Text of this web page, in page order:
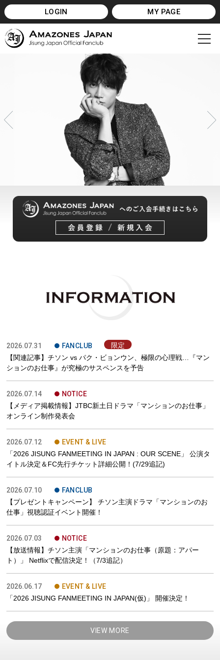
LOGIN MY PAGE
2026.07.31 FANCLUB
限定
【関連記事】チソン vs パク・ビョンウン、極限の心理戦…『マン
ションのお仕事』が究極のサスペンスを予告
2026.07.14
NOTICE
【メディア掲載情報】JTBC新土日ドラマ「マンションのお仕事」
オンライン制作発表会
2026.07.12
EVENT & LIVE
「2026 JISUNG FANMEETING IN JAPAN : OUR SCENE」 公演タ
イトル決定＆FC先行チケット詳細公開！(7/29追記)
2026.07.10
FANCLUB
【プレゼントキャンペーン】 チソン主演ドラマ「マンションのお
仕事」視聴認証イベント開催！
2026.07.03
NOTICE
【放送情報】チソン主演「マンションのお仕事（原題：アパー
ト）」 Netflixで配信決定！（7/3追記）
2026.06.17
EVENT & LIVE
「2026 JISUNG FANMEETING IN JAPAN(仮)」 開催決定！
VIEW MORE